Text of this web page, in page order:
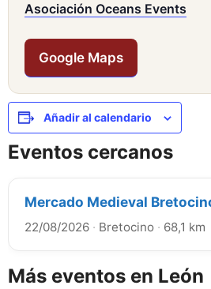
Asociación Oceans Events
Google Maps
Añadir al calendario
Eventos cercanos
Mercado Medieval
22/08/2026 · Bretocino · 68,1 km
Más eventos en León